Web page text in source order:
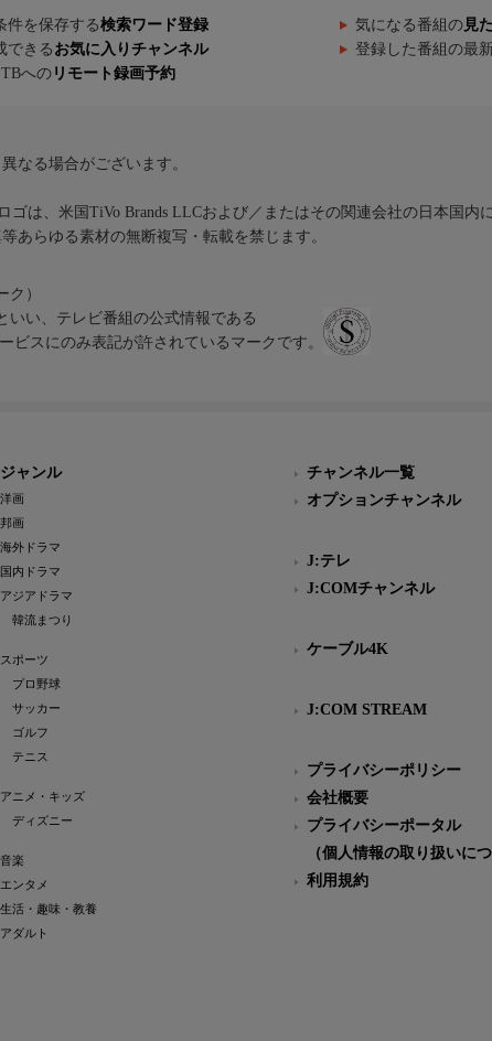
件を保存する検索ワード登録 気になる番組の 見
できるお気に入りチャンネル 登録した番組の最
への リモート録画予約
なる場合がございます。
ゴは、米国TiVo Brands LLCおよび／またはその関連会社の日本国内
あらゆる素材の無断複写・転載を禁じます。
ク）
いい、テレビ番組の公式情報である
ビスにのみ表記が許されているマークです。
ジャンル
洋画
邦画
海外ドラマ
国内ドラマ
アジアドラマ
韓流まつり
スポーツ
プロ野球
サッカー
ゴルフ
テニス
アニメ・キッズ
ディズニー
音楽
エンタメ
生活・趣味・教養
アダルト
チャンネル一覧
オプションチャンネル
J:テレ
J:COMチャンネル
ケーブル4K
J:COM STREAM
プライバシーポリシー
会社概要
プライバシーポータル
（個人情報の取り扱いにつ
利用規約